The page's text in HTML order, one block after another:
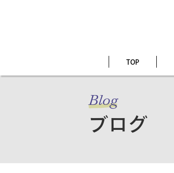
TOP
Blog
ブログ